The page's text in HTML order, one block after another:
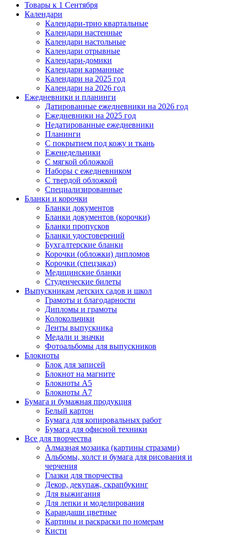
Товары к 1 Сентября
Календари
Календари-трио квартальные
Календари настенные
Календари настольные
Календари отрывные
Календари-домики
Календари карманные
Календари на 2025 год
Календари на 2026 год
Ежедневники и планинги
Датированные ежедневники на 2026 год
Ежедневники на 2025 год
Недатированные ежедневники
Планинги
С покрытием под кожу и ткань
Еженедельники
С мягкой обложкой
Наборы с ежедневником
С твердой обложкой
Специализированные
Бланки и корочки
Бланки документов
Бланки документов (корочки)
Бланки пропусков
Бланки удостоверений
Бухгалтерские бланки
Корочки (обложки) дипломов
Корочки (спецзаказ)
Медицинские бланки
Студенческие билеты
Выпускникам детских садов и школ
Грамоты и благодарности
Дипломы и грамоты
Колокольчики
Ленты выпускника
Медали и значки
Фотоальбомы для выпускников
Блокноты
Блок для записей
Блокнот на магните
Блокноты А5
Блокноты А7
Бумага и бумажная продукция
Белый картон
Бумага для копировальных работ
Бумага для офисной техники
Все для творчества
Алмазная мозаика (картины стразами)
Альбомы, холст и бумага для рисования и
черчения
Глазки для творчества
Декор, декупаж, скрапбукинг
Для выжигания
Для лепки и моделирования
Карандаши цветные
Картины и раскраски по номерам
Кисти